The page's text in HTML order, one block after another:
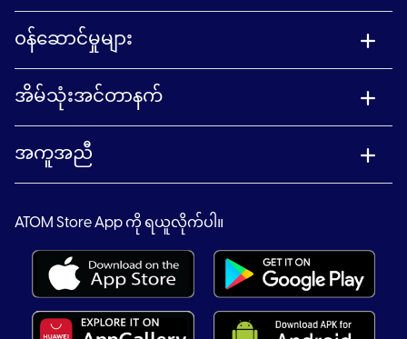
၀န်ဆောင်မှုများ
အိမ်သုံးအင်တာနက်
အကူအညီ
ATOM Store App ကို ရယူလိုက်ပါ။